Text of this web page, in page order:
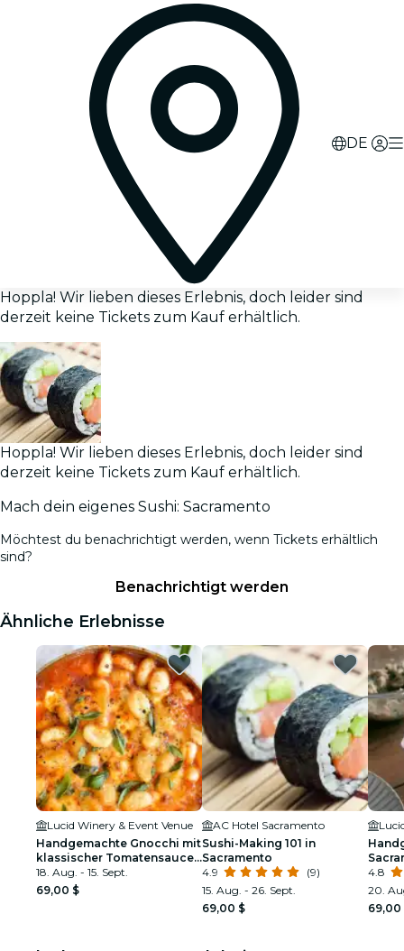
DE
Hoppla! Wir lieben dieses Erlebnis, doch leider sind
derzeit keine Tickets zum Kauf erhältlich.
Hoppla! Wir lieben dieses Erlebnis, doch leider sind
derzeit keine Tickets zum Kauf erhältlich.
Mach dein eigenes Sushi: Sacramento
Möchtest du benachrichtigt werden, wenn Tickets erhältlich
sind?
Benachrichtigt werden
Ähnliche Erlebnisse
Lucid Winery & Event Venue
Handgemachte Gnocchi mit
klassischer Tomatensauce
in Sacramento
18. Aug. - 15. Sept.
69,00 $
AC Hotel Sacramento
Sushi-Making 101 in
Sacramento
4.9
(9)
15. Aug. - 26. Sept.
69,00 $
4.8
20.
69,00